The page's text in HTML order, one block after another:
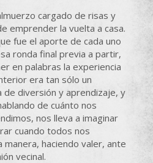
cargado de risas y
emprender la vuelta a casa.
fue el aporte de cada uno
ronda final previa a partir,
en palabras la experiencia
era tan sólo un
de diversión y aprendizaje, y
de cuánto nos
nos lleva a imaginar
cuando todos nos
haciendo valer, ante
vecinal.